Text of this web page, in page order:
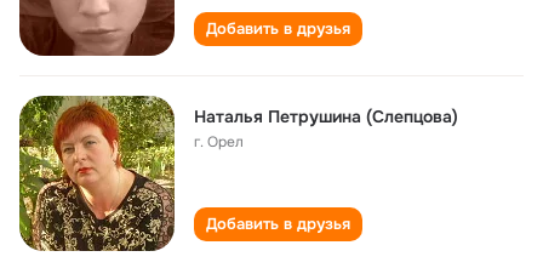
Добавить в друзья
Наталья Петрушина (Слепцова)
г. Орел
Добавить в друзья